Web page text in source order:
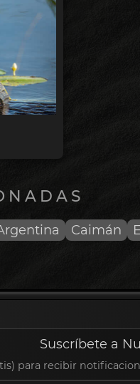
Caimán
Suscríbete a
para recibir